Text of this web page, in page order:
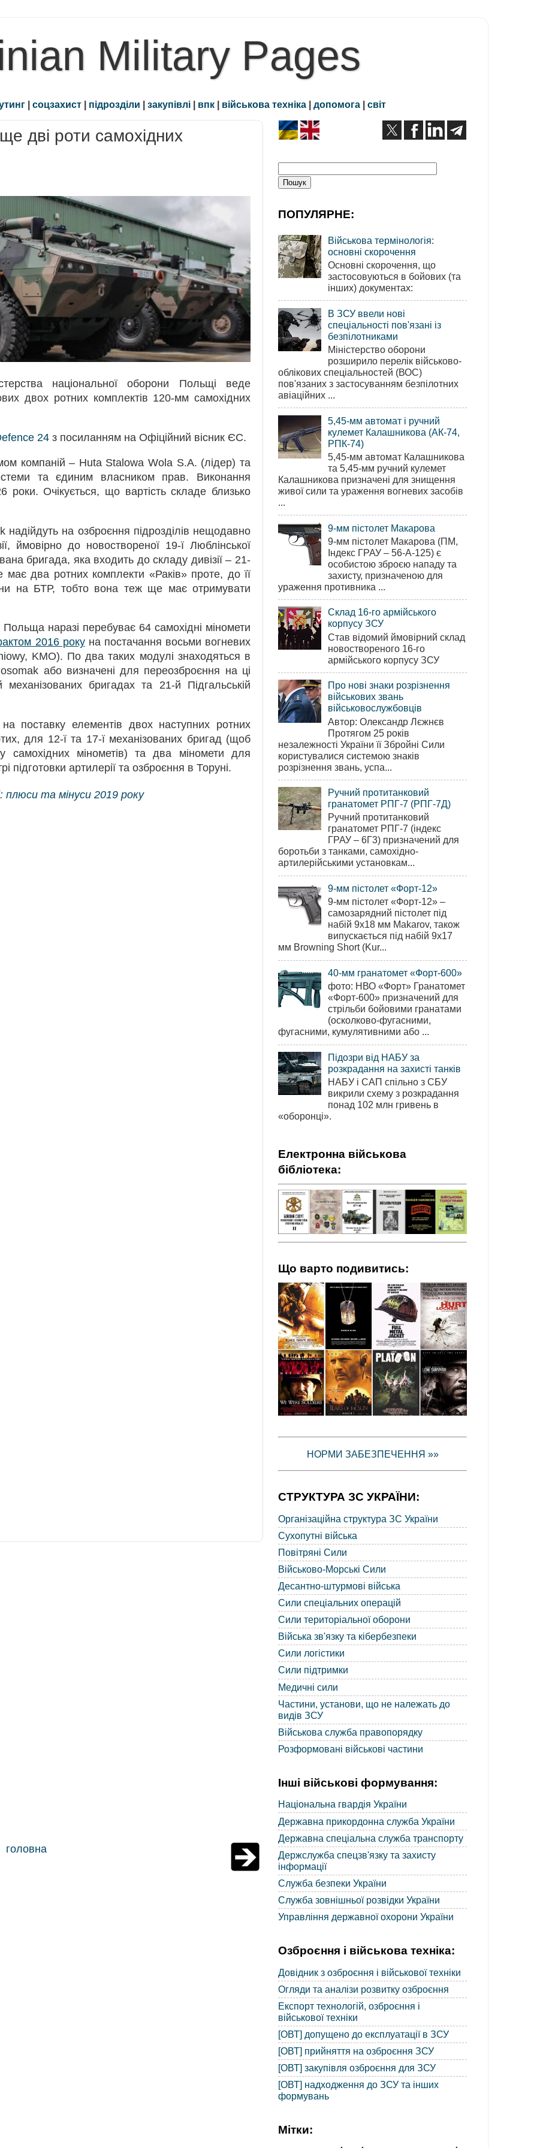
Military Pages
| соцзахист | підрозділи | закупівлі | впк | військова техніка | допомога | світ
дві роти самохідних
національної оборони Польщі веде
двох ротних комплектів 120-мм самохідних
24 з посиланням на Офіційний вісник ЄС.
компаній – Huta Stalowa Wola S.A. (лідер) та
та єдиним власником прав. Виконання
Очікується, що вартість складе близько
надійдуть на озброєння підрозділів нещодавно
ймовірно до новоствореної 19-ї Люблінської
бригада, яка входить до складу дивізії – 21-
має два ротних комплекти «Раків» проте, до її
на БТР, тобто вона теж ще має отримувати
наразі перебуває 64 самохідні міномети
2016 рокуна постачання восьми вогневих
KMO). По два таких модулі знаходяться в
або визначені для переозброєння на ці
бригадах та 21-й Підгальській
поставку елементів двох наступних ротних
для 12-ї та 17-ї механізованих бригад (щоб
самохідних мінометів) та два міномети для
артилерії та озброєння в Торуні.
плюси та мінуси 2019 року
головна
ПОПУЛЯРНЕ:
Військова термінологія:
основні скорочення
Основні скорочення, що
застосовуються в бойових (та
інших) документах:
В ЗСУ ввели нові
спеціальності пов'язані із
безпілотниками
Міністерство оборони
розширило перелік військово-
облікових спеціальностей (ВОС)
пов'язаних з застосуванням безпілотних
авіаційних ...
5,45-мм автомат і ручний
кулемет Калашникова (АК-74,
РПК-74)
5,45-мм автомат Калашникова
та 5,45-мм ручний кулемет
Калашникова призначені для знищення
живої сили та ураження вогневих засобів
...
9-мм пістолет Макарова
9-мм пістолет Макарова (ПМ,
Індекс ГРАУ – 56-А-125) є
особистою зброєю нападу та
захисту, призначеною для
ураження противника ...
Склад 16-го армійського
корпусу ЗСУ
Став відомий ймовірний склад
новоствореного 16-го
армійського корпусу ЗСУ
Про нові знаки розрізнення
військових звань
військовослужбовців
Автор: Олександр Лєжнєв
Протягом 25 років
незалежності України її Збройні Сили
користувалися системою знаків
розрізнення звань, успа...
Ручний протитанковий
гранатомет РПГ-7 (РПГ-7Д)
Ручний протитанковий
гранатомет РПГ-7 (індекс
ГРАУ – 6Г3) призначений для
боротьби з танками, самохідно-
артилерійськими установкам...
9-мм пістолет «Форт-12»
9-мм пістолет «Форт-12» –
самозарядний пістолет під
набій 9х18 мм Makarov, також
випускається під набій 9х17
мм Browning Short (Kur...
40-мм гранатомет «Форт-600»
фото: НВО «Форт» Гранатомет
«Форт-600» призначений для
стрільби бойовими гранатами
(осколково-фугасними,
фугасними, кумулятивними або ...
Підозри від НАБУ за
розкрадання на захисті танків
НАБУ і САП спільно з СБУ
викрили схему з розкрадання
понад 102 млн гривень в
«оборонці».
Електронна військова
бібліотека:
Що варто подивитись:
НОРМИ ЗАБЕЗПЕЧЕННЯ »»
СТРУКТУРА ЗС УКРАЇНИ:
Організаційна структура ЗС України
Сухопутні війська
Повітряні Сили
Військово-Морські Сили
Десантно-штурмові війська
Сили спеціальних операцій
Сили територіальної оборони
Війська зв'язку та кібербезпеки
Сили логістики
Сили підтримки
Медичні сили
Частини, установи, що не належать до
видів ЗСУ
Військова служба правопорядку
Розформовані військові частини
Інші військові формування:
Національна гвардія України
Державна прикордонна служба України
Державна спеціальна служба транспорту
Держслужба спецзв'язку та захисту
інформації
Служба безпеки України
Служба зовнішньої розвідки України
Управління державної охорони України
Озброєння і військова техніка:
Довідник з озброєння і військової техніки
Огляди та аналізи розвитку озброєння
Експорт технологій, озброєння і
військової техніки
[ОВТ] допущено до експлуатації в ЗСУ
[ОВТ] прийняття на озброєння ЗСУ
[ОВТ] закупівля озброєння для ЗСУ
[ОВТ] надходження до ЗСУ та інших
формувань
Мітки: